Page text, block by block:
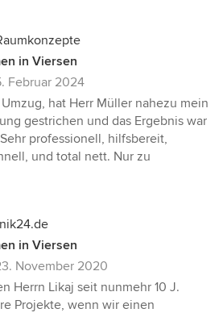
in Viersen
Februar 2024
hat Herr Müller nahezu mein
gestrichen und das Ergebnis war
professionell, hilfsbereit,
und total nett. Nur zu
in Viersen
November 2020
Herrn Likaj seit nunmehr 10 J.
Projekte, wenn wir einen